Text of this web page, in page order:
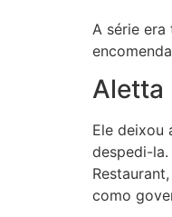
A série era
Aletta
Ele deixou
despedi-
como